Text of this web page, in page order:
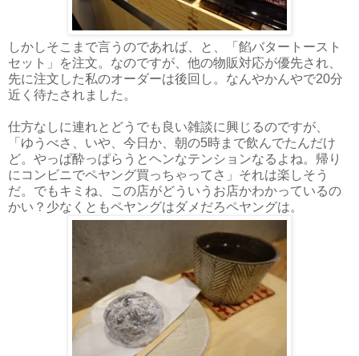
しかしそこまで言うのであれば、と、「餡バタートースト
セット」を注文。なのですが、他の物販対応が優先され、
先に注文した私のオーダーは後回し。なんやかんやで20分
近く待たされました。
仕方なしに連れとどうでも良い雑談に興じるのですが、
「ゆうべさ、いや、今日か、朝の5時まで飲んでたんだけ
ど。やっぱ酔っぱらうとヘンなテンションなるよね。帰り
にコンビニでペヤング買っちゃってさ」それは楽しそう
だ。でもキミね、この店がどういうお店かわかっているの
かい？少なくともペヤングはダメだろペヤングは。